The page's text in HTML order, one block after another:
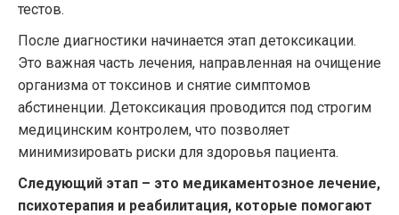
тестов.
После диагностики начинается этап детоксикации.
Это важная часть лечения, направленная на очищение
организма от токсинов и снятие симптомов
абстиненции. Детоксикация проводится под строгим
медицинским контролем, что позволяет
минимизировать риски для здоровья пациента.
Следующий этап – это медикаментозное лечение,
психотерапия и реабилитация, которые помогают